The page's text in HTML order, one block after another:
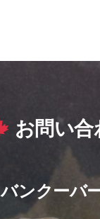
お問い合
バンクーバ